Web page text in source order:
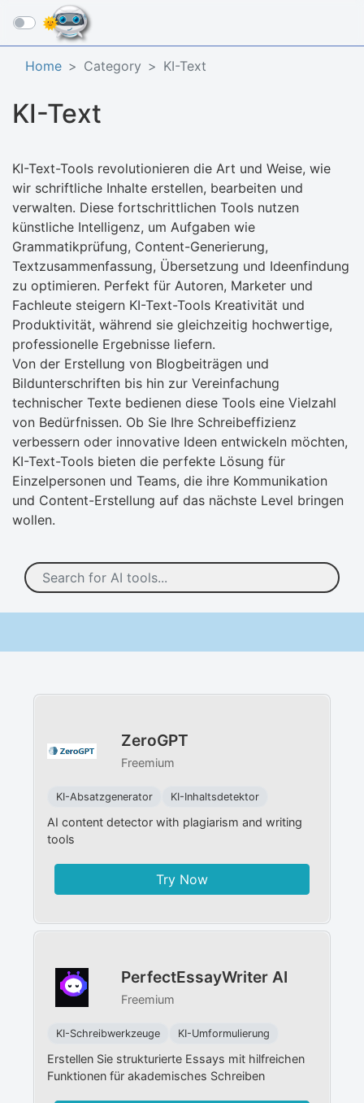
☰
Home Category KI-Text
KI-Text
KI-Text-Tools revolutionieren die Art und Weise, wie
wir schriftliche Inhalte erstellen, bearbeiten und
verwalten. Diese fortschrittlichen Tools nutzen
künstliche Intelligenz, um Aufgaben wie
Grammatikprüfung, Content-Generierung,
Textzusammenfassung, Übersetzung und Ideenfindung
zu optimieren. Perfekt für Autoren, Marketer und
Fachleute steigern KI-Text-Tools Kreativität und
Produktivität, während sie gleichzeitig hochwertige,
professionelle Ergebnisse liefern.
Von der Erstellung von Blogbeiträgen und
Bildunterschriften bis hin zur Vereinfachung
technischer Texte bedienen diese Tools eine Vielzahl
von Bedürfnissen. Ob Sie Ihre Schreibeffizienz
verbessern oder innovative Ideen entwickeln möchten,
KI-Text-Tools bieten die perfekte Lösung für
Einzelpersonen und Teams, die ihre Kommunikation
und Content-Erstellung auf das nächste Level bringen
wollen.
ZeroGPT
Freemium
KI-Absatzgenerator KI-Inhaltsdetektor
AI content detector with plagiarism and writing
tools
Try Now
PerfectEssayWriter AI
Freemium
KI-Schreibwerkzeuge KI-Umformulierung
Erstellen Sie strukturierte Essays mit hilfreichen
Funktionen für akademisches Schreiben